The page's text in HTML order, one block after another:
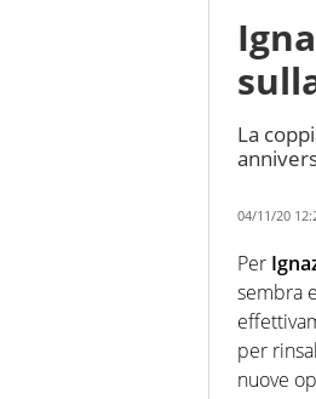
La
04/11/20
Per
sembra
per
nuove